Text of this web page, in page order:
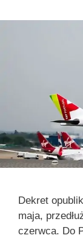
Dekret
maja,
czerwca. Do